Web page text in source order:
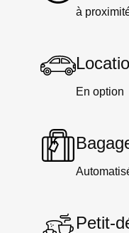
à
En option
Petit-